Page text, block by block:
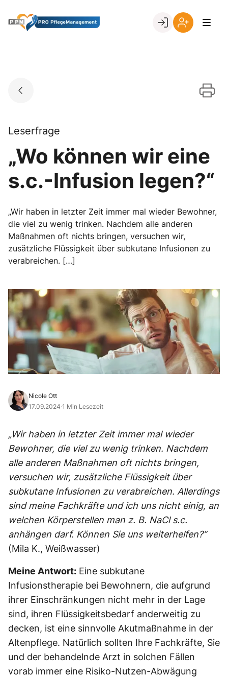
content
Go to landing page.
Leserfrage
„Wo können wir eine
s.c.-Infusion legen?“
„Wir haben in letzter Zeit immer mal wieder Bewohner,
die viel zu wenig trinken. Nachdem alle anderen
Maßnahmen oft nichts bringen, versuchen wir,
zusätzliche Flüssigkeit über subkutane Infusionen zu
verabreichen. […]
Nicole Ott
17.09.2024·1 Min Lesezeit
„Wir haben in letzter Zeit immer mal wieder
Bewohner, die viel zu wenig trinken. Nachdem
alle anderen Maßnahmen oft nichts bringen,
versuchen wir, zusätzliche Flüssigkeit über
subkutane Infusionen zu verabreichen. Allerdings
sind meine Fachkräfte und ich uns nicht einig, an
welchen Körperstellen man z. B. NaCl s.c.
anhängen darf. Können Sie uns weiterhelfen?“
(Mila K., Weißwasser)
Meine Antwort: Eine subkutane
Infusionstherapie bei Bewohnern, die aufgrund
ihrer Einschränkungen nicht mehr in der Lage
sind, ihren Flüssigkeitsbedarf anderweitig zu
decken, ist eine sinnvolle Akutmaßnahme in der
Altenpflege. Natürlich sollten Ihre Fachkräfte, Sie
und der behandelnde Arzt in solchen Fällen
vorab immer eine Risiko-Nutzen-Abwägung